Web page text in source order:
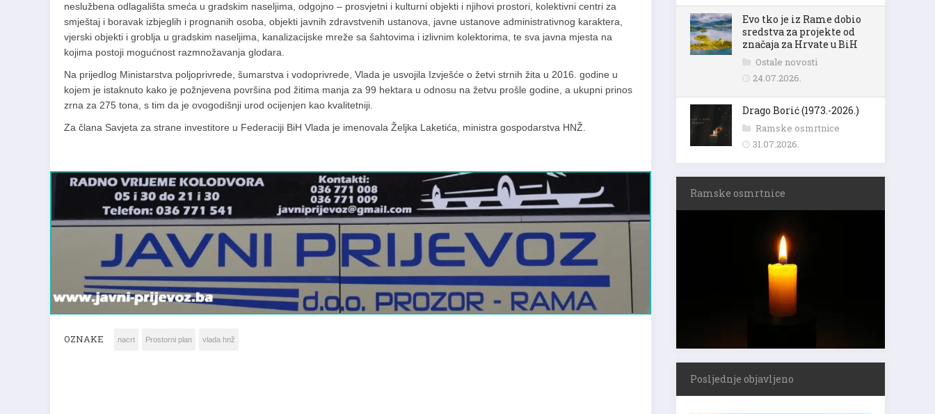
neslužbena odlagališta smeća u gradskim naseljima, odgojno – prosvjetni i kulturni objekti i njihovi prostori, kolektivni centri za
smještaj i boravak izbjeglih i prognanih osoba, objekti javnih zdravstvenih ustanova, javne ustanove administrativnog karaktera,
vjerski objekti i groblja u gradskim naseljima, kanalizacijske mreže sa šahtovima i izlivnim kolektorima, te sva javna mjesta na
kojima postoji mogućnost razmnožavanja glodara.
Na prijedlog Ministarstva poljoprivrede, šumarstva i vodoprivrede, Vlada je usvojila Izvješće o žetvi strnih žita u 2016. godine u
kojem je istaknuto kako je požnjevena površina pod žitima manja za 99 hektara u odnosu na žetvu prošle godine, a ukupni prinos
zrna za 275 tona, s tim da je ovogodišnji urod ocijenjen kao kvalitetniji.
Za člana Savjeta za strane investitore u Federaciji BiH Vlada je imenovala Željka Laketića, ministra gospodarstva HNŽ.
Evo tko je iz Rame dobio
sredstva za projekte od
značaja za Hrvate u BiH
Ostale novosti
24.07.2026.
Drago Borić (1973.-2026.)
Ramske osmrtnice
31.07.2026.
Ramske osmrtnice
Posljednje objavljeno